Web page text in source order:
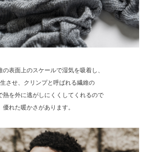
の表面上のスケールで湿気を吸着し、
させ、クリンプと呼ばれる繊維の
熱を外に逃がしにくくしてくれるので
優れた暖かさがあります。